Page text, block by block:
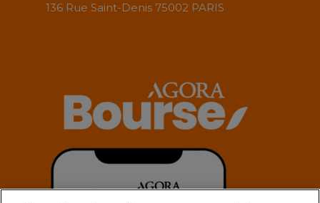
136 Rue Saint-Denis 75002 PARIS